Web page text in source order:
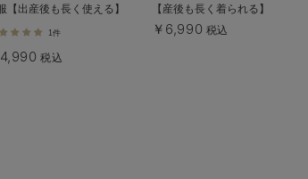
【出産後も長く使える】
1件
税込
【産後も長く着られる】
￥6,990 税込